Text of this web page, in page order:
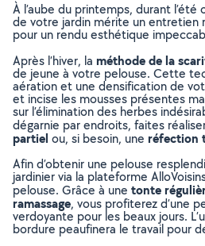
À l’aube du printemps, durant
de votre jardin mérite un entretien
pour un rendu esthétique
Après l’hiver, la méthode de la
de jeune à votre pelouse. Cette
aération et une densification de
et incise les mousses présentes
sur l’élimination des herbes
dégarnie par endroits, faites
partiel ou, si besoin, une réfection
Afin d’obtenir une pelouse
jardinier via la plateforme
pelouse. Grâce à une tonte
ramassage, vous profiterez d’une
verdoyante pour les beaux jours.
bordure peaufinera le travail pour